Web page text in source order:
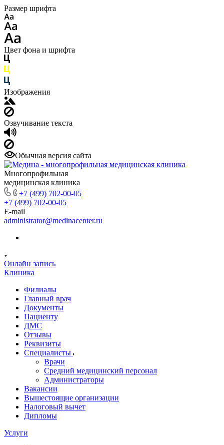
Размер шрифта
Цвет фона и шрифта
Изображения
Озвучивание текста
Обычная версия сайта
Многопрофильная
медицинская клиника
+7 (499) 702-00-05
+7 (499) 702-00-05
E-mail
administrator@medinacenter.ru
Онлайн запись
Клиника
Филиалы
Главный врач
Документы
Пациенту
ДМС
Отзывы
Реквизиты
Специалисты
Врачи
Средний медицинский персонал
Администраторы
Вакансии
Вышестоящие организации
Налоговый вычет
Дипломы
Услуги